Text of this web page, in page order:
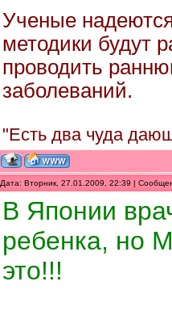
Ученые
методики будут
проводить
заболеваний.
"Есть два чуда
Дата: Вторник, 27.01.2009, 22:39 |
В Японии
ребенка, но
это!!!